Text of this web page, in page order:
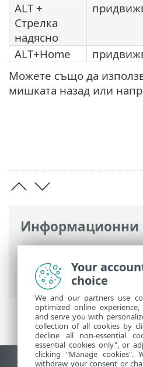
Информационни
Онлайн помощ на
Business Security>
Клавишни комбинации
ALT +
Стрелка
надясно
ALT+Home
Можете също да
мишката назад или
Your
choice
We and our partners use
optimized online
and serve you with
collection of all cookies by
decline all non-essential
essential cookies only", or
clicking "Manage
withdraw your consent or